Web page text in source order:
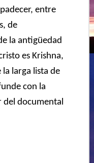
padecer, entre
de
la antigüedad
es Krishna,
larga lista de
con la
del documental